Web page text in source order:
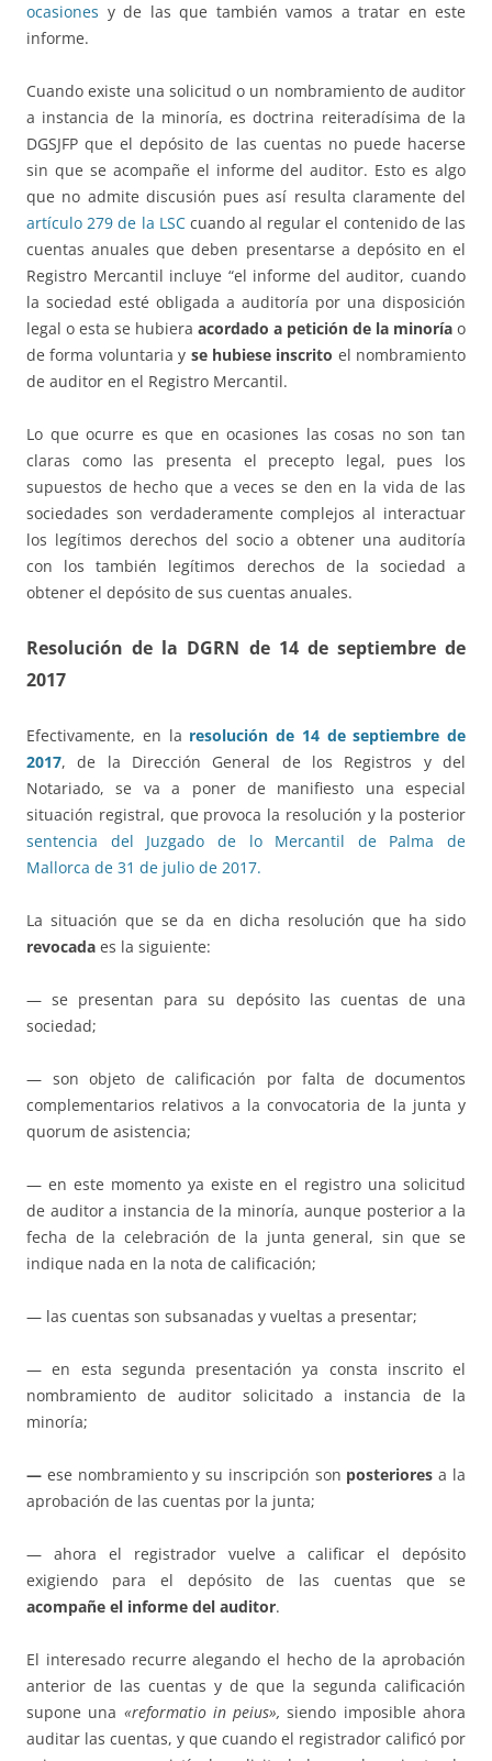
ocasiones y de las que también vamos a tratar en este
informe.
Cuando existe una solicitud o un nombramiento de auditor
a instancia de la minoría, es doctrina reiteradísima de la
DGSJFP que el depósito de las cuentas no puede hacerse
sin que se acompañe el informe del auditor. Esto es algo
que no admite discusión pues así resulta claramente del
artículo 279 de la LSCcuando al regular el contenido de las
cuentas anuales que deben presentarse a depósito en el
Registro Mercantil incluye “el informe del auditor, cuando
la sociedad esté obligada a auditoría por una disposición
legal o esta se hubiera acordado a petición de la minoría o
de forma voluntaria y se hubiese inscrito el nombramiento
de auditor en el Registro Mercantil.
Lo que ocurre es que en ocasiones las cosas no son tan
claras como las presenta el precepto legal, pues los
supuestos de hecho que a veces se den en la vida de las
sociedades son verdaderamente complejos al interactuar
los legítimos derechos del socio a obtener una auditoría
con los también legítimos derechos de la sociedad a
obtener el depósito de sus cuentas anuales.
Resolución de la DGRN de 14 de septiembre de
2017
Efectivamente, en la resolución de 14 de septiembre de
2017, de la Dirección General de los Registros y del
Notariado, se va a poner de manifiesto una especial
situación registral, que provoca la resolución y la posterior
sentencia del Juzgado de lo Mercantil de Palma de
Mallorca de 31 de julio de 2017.
La situación que se da en dicha resolución que ha sido
revocada es la siguiente:
— se presentan para su depósito las cuentas de una
sociedad;
— son objeto de calificación por falta de documentos
complementarios relativos a la convocatoria de la junta y
quorum de asistencia;
— en este momento ya existe en el registro una solicitud
de auditor a instancia de la minoría, aunque posterior a la
fecha de la celebración de la junta general, sin que se
indique nada en la nota de calificación;
— las cuentas son subsanadas y vueltas a presentar;
— en esta segunda presentación ya consta inscrito el
nombramiento de auditor solicitado a instancia de la
minoría;
— ese nombramiento y su inscripción son posterioresa la
aprobación de las cuentas por la junta;
— ahora el registrador vuelve a calificar el depósito
exigiendo para el depósito de las cuentas que se
acompañe el informe del auditor.
El interesado recurre alegando el hecho de la aprobación
anterior de las cuentas y de que la segunda calificación
supone una «reformatio in peius», siendo imposible ahora
auditar las cuentas, y que cuando el registrador calificó por